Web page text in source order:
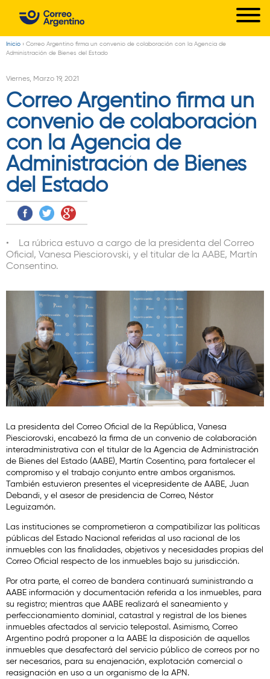
contenido
principal
e
o
A
e
o
Usted
aquí
Inicio › Correo Argentino firma un convenio de colaboración con la Agencia de
Administración de Bienes del Estado
Viernes, Marzo 19, 2021
Correo Argentino firma un
convenio de colaboración
con la Agencia de
Administración de Bienes
del Estado
• La rúbrica estuvo a cargo de la presidenta del Correo
Oficial, Vanesa Piesciorovski, y el titular de la AABE, Martín
Consentino.
La presidenta del Correo Oficial de la República, Vanesa
Piesciorovski, encabezó la firma de un convenio de colaboración
interadministrativa con el titular de la Agencia de Administración
de Bienes del Estado (AABE), Martín Cosentino, para fortalecer el
compromiso y el trabajo conjunto entre ambos organismos.
También estuvieron presentes el vicepresidente de AABE, Juan
Debandi, y el asesor de presidencia de Correo, Néstor
Leguizamón.
Las instituciones se comprometieron a compatibilizar las políticas
públicas del Estado Nacional referidas al uso racional de los
inmuebles con las finalidades, objetivos y necesidades propias del
Correo Oficial respecto de los inmuebles bajo su jurisdicción.
Por otra parte, el correo de bandera continuará suministrando a
AABE información y documentación referida a los inmuebles, para
su registro; mientras que AABE realizará el saneamiento y
perfeccionamiento dominial, catastral y registral de los bienes
inmuebles afectados al servicio telepostal. Asimismo, Correo
Argentino podrá proponer a la AABE la disposición de aquellos
inmuebles que desafectará del servicio público de correos por no
ser necesarios, para su enajenación, explotación comercial o
reasignación en uso a un organismo de la APN.